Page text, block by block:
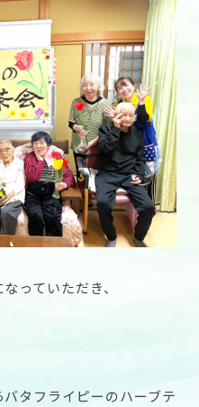
っていただき、
タフライピーのハーブテ